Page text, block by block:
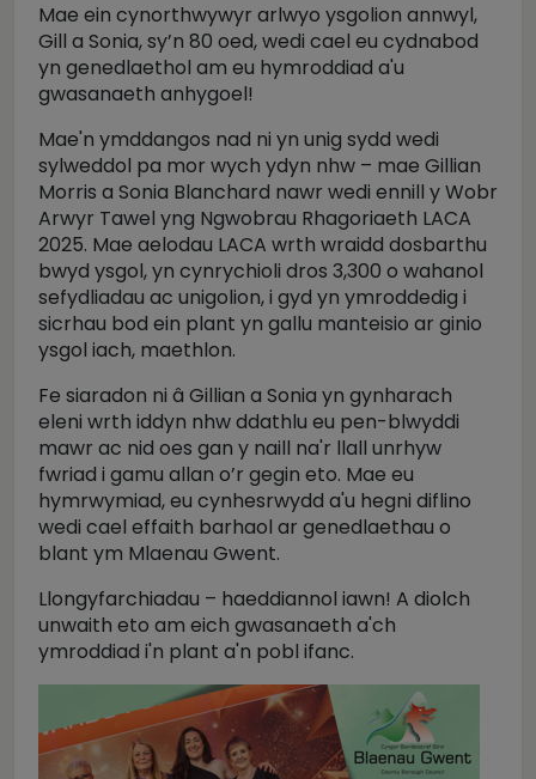
Mae ein cynorthwywyr arlwyo ysgolion annwyl,
Gill a Sonia, sy’n 80 oed, wedi cael eu cydnabod
yn genedlaethol am eu hymroddiad a'u
gwasanaeth anhygoel!
Mae'n ymddangos nad ni yn unig sydd wedi
sylweddol pa mor wych ydyn nhw – mae Gillian
Morris a Sonia Blanchard nawr wedi ennill y Wobr
Arwyr Tawel yng Ngwobrau Rhagoriaeth LACA
2025. Mae aelodau LACA wrth wraidd dosbarthu
bwyd ysgol, yn cynrychioli dros 3,300 o wahanol
sefydliadau ac unigolion, i gyd yn ymroddedig i
sicrhau bod ein plant yn gallu manteisio ar ginio
ysgol iach, maethlon.
Fe siaradon ni â Gillian a Sonia yn gynharach
eleni wrth iddyn nhw ddathlu eu pen-blwyddi
mawr ac nid oes gan y naill na'r llall unrhyw
fwriad i gamu allan o’r gegin eto. Mae eu
hymrwymiad, eu cynhesrwydd a'u hegni diflino
wedi cael effaith barhaol ar genedlaethau o
blant ym Mlaenau Gwent.
Llongyfarchiadau – haeddiannol iawn! A diolch
unwaith eto am eich gwasanaeth a'ch
ymroddiad i'n plant a'n pobl ifanc.